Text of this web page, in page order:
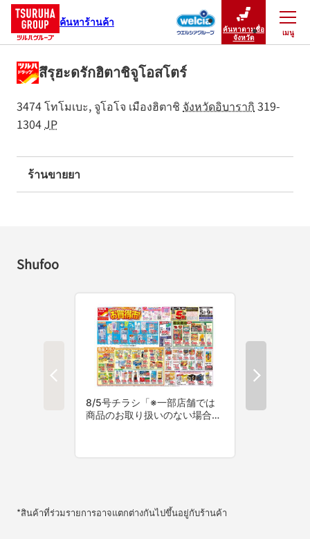
ค้นหาร้านค้า
ค้นหาตามชื่อ
จังหวัด
เมนู
ปิดเมนู
สึรุฮะดรักฮิตาชิจูโอสโตร์
3474 โทโมเบะ, จูโอโจ เมืองฮิตาชิ จังหวัดอิบารากิ 319-
1304JP
ร้านขายยา
Shufoo
*สินค้าที่ร่วมรายการอาจแตกต่างกันไปขึ้นอยู่กับร้านค้า